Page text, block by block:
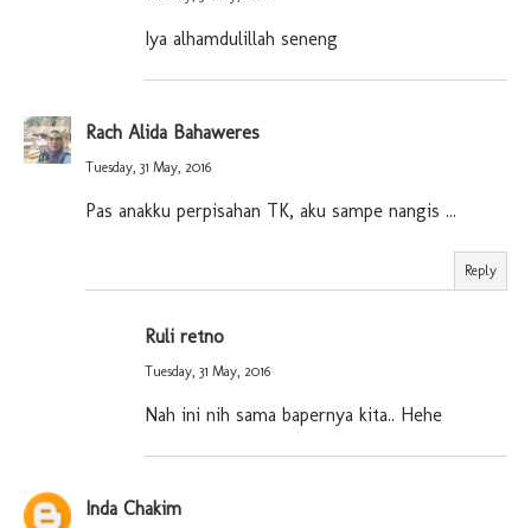
Iya alhamdulillah seneng
Rach Alida Bahaweres
Tuesday, 31 May, 2016
Pas anakku perpisahan TK, aku sampe nangis ...
Reply
Ruli retno
Tuesday, 31 May, 2016
Nah ini nih sama bapernya kita.. Hehe
Inda Chakim